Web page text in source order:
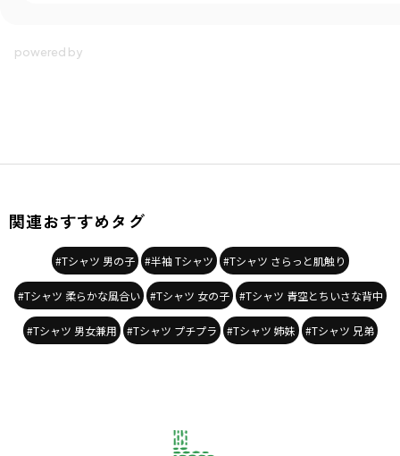
サイズ：サイズ110
性別タイプ
／GIRL
商品番号
／18-6206-519
関連おすすめタグ
#Tシャツ 男の子 #半袖 Tシャツ #Tシャツ さらっと肌触り
#Tシャツ 柔らかな風合い #Tシャツ 女の子 #Tシャツ 青空とちいさな背中
#Tシャツ 男女兼用 #Tシャツ プチプラ #Tシャツ 姉妹 #Tシャツ 兄弟